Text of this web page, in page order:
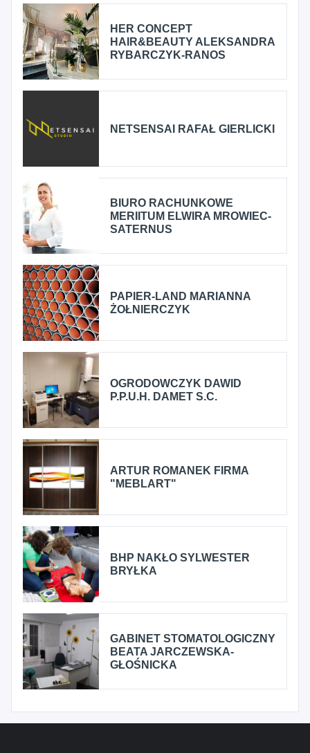
HER CONCEPT
HAIR&BEAUTY ALEKSANDRA
RYBARCZYK-RANOS
NETSENSAI RAFAŁ GIERLICKI
BIURO RACHUNKOWE
MERIITUM ELWIRA MROWIEC-
SATERNUS
PAPIER-LAND MARIANNA
ŻOŁNIERCZYK
OGRODOWCZYK DAWID
P.P.U.H. DAMET S.C.
ARTUR ROMANEK FIRMA
"MEBLART"
BHP NAKŁO SYLWESTER
BRYŁKA
GABINET STOMATOLOGICZNY
BEATA JARCZEWSKA-
GŁOŚNICKA